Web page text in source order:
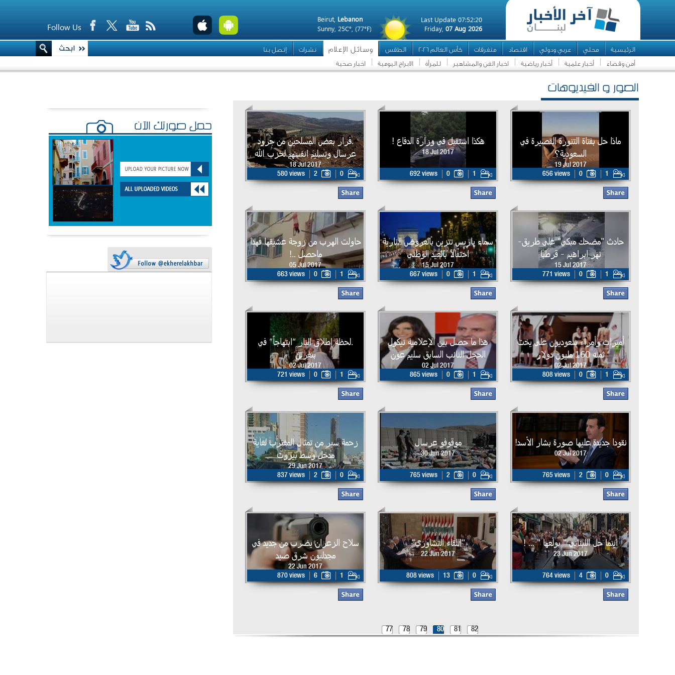
Last Update 07:52:20
Friday, 07 Aug 2026
Beirut, Lebanon
Sunny, 25C°, (77°F)
Follow Us
الرئيسية محلي عربي ودولي اقتصاد متفرقات كأس العالم 2026 الطقس وسائل الإعلام نشرات
إتصل بنا
أمن وقضاء
أخبار علمية أخبار رياضية اخبار الفن والمشاهير للمرأة الابراج اليومية اخبار صحية
الصور و الفيديوهات
ماذا حل بفتاة التنورة القصيرة في
السعودية؟
19 Jul 2017
656 views
0 1
هكذا استقبل في وزارة الدفاع !
18 Jul 2017
692 views 0 1
.فرار بعض المسلحين من جرود
عرسال وتسليم انفسهم لحزب الله
18 Jul 2017
580 views
2 0
حادث "مضحك مبكي" على طريق-
نهر ابراهيم - قرطبا
15 Jul 2017
771 views
0 1
سماء باريس تتزين بالعروض النارية
احتفالا بالعيد الوطني
15 Jul 2017
667 views
0 1
حاولت الهرب من زوجة عشيقها فهذا
ماحصل ..!
05 Jul 2017
663 views
0 1
أميرات وأمراء سعوديون على يخت
ثمنه 160 مليون دولار
02 Jul 2017
808 views
0 1
هذا ما حصل بين الإعلامية نيكول
الحجل النائب السابق سليم عون
02 Jul 2017
865 views
0 1
.لحظة إطلاق النار “ابتهاجاً” في
بتغرين
02 Jul 2017
721 views
0 1
نقودا جديدة عليها صورة بشار الأسد!
02 Jul 2017
765 views 2 0
موقوفو عرسال
30 Jun 2017
765 views 2 0
زحمة سير من تمثال المغترب لغاية
مدخل وسط بيروت
29 Jun 2017
837 views
2 0
اينما حل اللبناني " بولّعها " ... !
23 Jun 2017
764 views 4 0
"اللقاء التشاوري"
22 Jun 2017
808 views 13 0
سلاح الزعران يضرب من جديد في
مجدليون شرق صيد
22 Jun 2017
870 views
6 1
77 78 79 80 81 82
حمّل صورتك الآن